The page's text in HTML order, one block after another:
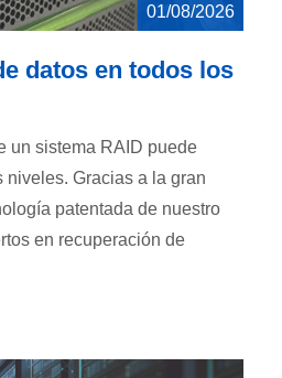
01/08/2026
datos en todos los
un sistema RAID puede
niveles. Gracias a la gran
patentada de nuestro
en recuperación de